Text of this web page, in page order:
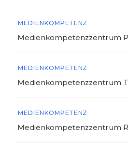
MEDIENKOMPETENZ
Medienkompetenzzentrum
MEDIENKOMPETENZ
Medienkompetenzzentrum
MEDIENKOMPETENZ
Medienkompetenzzentrum